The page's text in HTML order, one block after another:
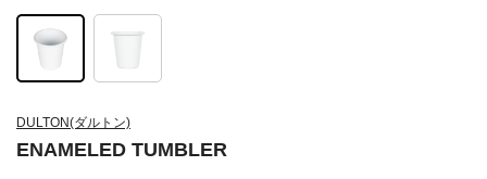
DULTON(ダルトン)
ENAMELED TUMBLER